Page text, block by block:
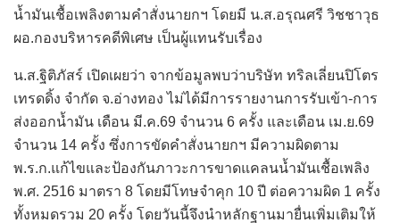
น้ำมันเชื้อเพลิงตามคำสั่งนายกฯ โดยมี น.ส.อรุณศรี วิชชาวุธ
ผอ.กองบริหารคดีพิเศษ เป็นผู้แทนรับเรื่อง
น.ส.ฐิติภัสร์ เปิดเผยว่า จากข้อมูลพบว่าบริษัท ทริลเลี่ยนปิโตร
เทรดดิ้ง จำกัด จ.อ่างทอง ไม่ได้มีการรายงานการรับเข้า-การ
ส่งออกน้ำมัน เดือน มี.ค.69 จำนวน 6 ครั้ง และเดือน เม.ย.69
จำนวน 14 ครั้ง ซึ่งการขัดคำสั่งนายกฯ มีความผิดตาม
พ.ร.ก.แก้ไขและป้องกันภาวะการขาดแคลนน้ำมันเชื้อเพลิง
พ.ศ. 2516 มาตรา 8 โดยมีโทษจำคุก 10 ปี ต่อความผิด 1 ครั้ง
ทั้งหมดรวม 20 ครั้ง โดยวันนี้จึงนำหลักฐานมายื่นเพิ่มเติมให้